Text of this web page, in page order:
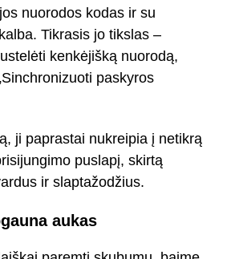
nuorodos kodas ir su
Tikrasis jo tikslas –
kenkėjišką nuorodą,
paskyros
ji paprastai nukreipia į netikrą
puslapį, skirtą
ir slaptažodžius.
aukas